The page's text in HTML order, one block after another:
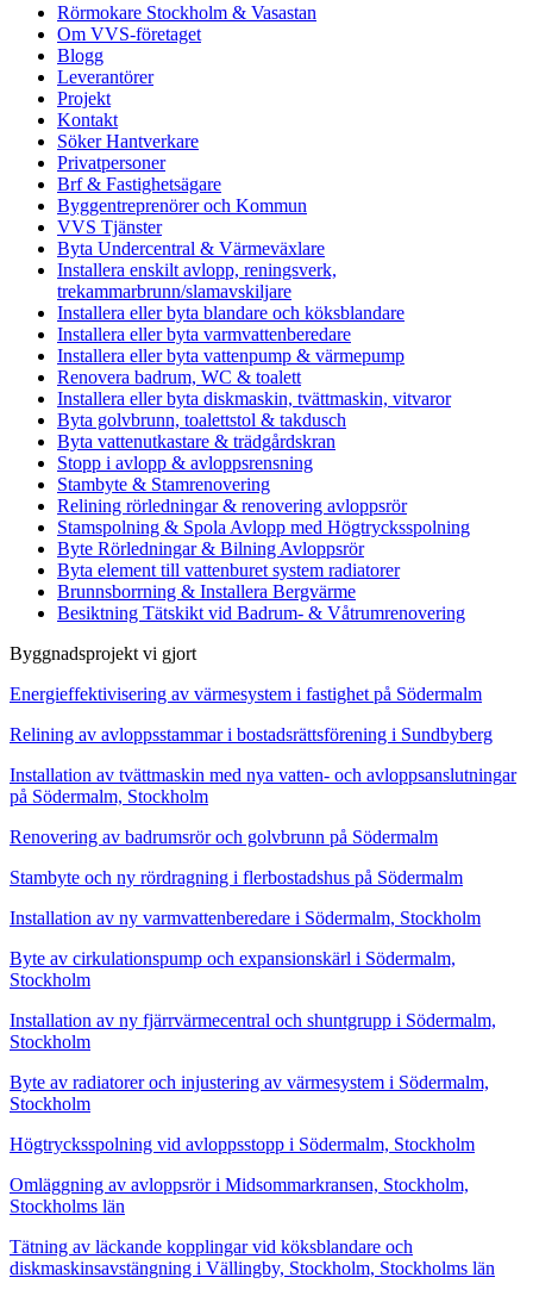
Rörmokare Stockholm & Vasastan
Om VVS-företaget
Blogg
Leverantörer
Projekt
Kontakt
Söker Hantverkare
Privatpersoner
Brf & Fastighetsägare
Byggentreprenörer och Kommun
VVS Tjänster
Byta Undercentral & Värmeväxlare
Installera enskilt avlopp, reningsverk,
trekammarbrunn/slamavskiljare
Installera eller byta blandare och köksblandare
Installera eller byta varmvattenberedare
Installera eller byta vattenpump & värmepump
Renovera badrum, WC & toalett
Installera eller byta diskmaskin, tvättmaskin, vitvaror
Byta golvbrunn, toalettstol & takdusch
Byta vattenutkastare & trädgårdskran
Stopp i avlopp & avloppsrensning
Stambyte & Stamrenovering
Relining rörledningar & renovering avloppsrör
Stamspolning & Spola Avlopp med Högtrycksspolning
Byte Rörledningar & Bilning Avloppsrör
Byta element till vattenburet system radiatorer
Brunnsborrning & Installera Bergvärme
Besiktning Tätskikt vid Badrum- & Våtrumrenovering
Byggnadsprojekt vi gjort
Energieffektivisering av värmesystem i fastighet på Södermalm
Relining av avloppsstammar i bostadsrättsförening i Sundbyberg
Installation av tvättmaskin med nya vatten- och avloppsanslutningar
på Södermalm, Stockholm
Renovering av badrumsrör och golvbrunn på Södermalm
Stambyte och ny rördragning i flerbostadshus på Södermalm
Installation av ny varmvattenberedare i Södermalm, Stockholm
Byte av cirkulationspump och expansionskärl i Södermalm,
Stockholm
Installation av ny fjärrvärmecentral och shuntgrupp i Södermalm,
Stockholm
Byte av radiatorer och injustering av värmesystem i Södermalm,
Stockholm
Högtrycksspolning vid avloppsstopp i Södermalm, Stockholm
Omläggning av avloppsrör i Midsommarkransen, Stockholm,
Stockholms län
Tätning av läckande kopplingar vid köksblandare och
diskmaskinsavstängning i Vällingby, Stockholm, Stockholms län